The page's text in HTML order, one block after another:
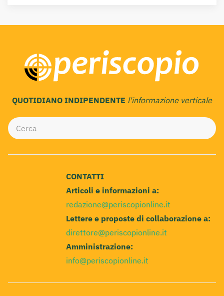
QUOTIDIANO INDIPENDENTE l'informazione verticale
CONTATTI
Articoli e informazioni a:
redazione@periscopionline.it
Lettere e proposte di collaborazione a:
direttore@periscopionline.it
Amministrazione:
info@periscopionline.it